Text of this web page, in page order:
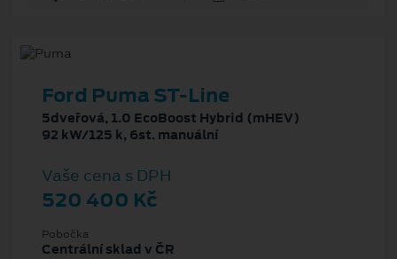
Ford Puma ST-Line
5dveřová, 1.0 EcoBoost Hybrid (mHEV)
92 kW/125 k, 6st. manuální
Vaše cena s DPH
520 400 Kč
Pobočka
Centrální sklad v ČR